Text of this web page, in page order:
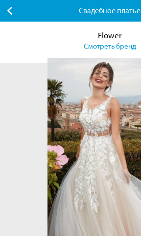
Свадебное платье
Flower
Смотреть бренд